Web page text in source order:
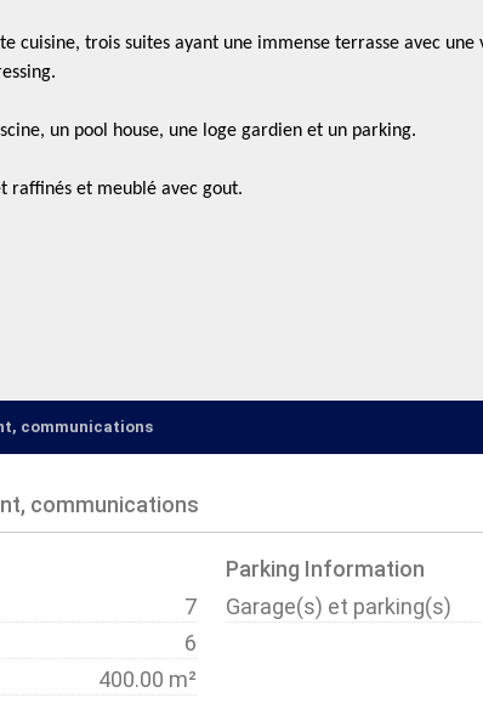
cuisine, trois suites ayant une immense terrasse avec
un pool house, une loge gardien et un parking.
raffinés et meublé avec gout.
communications
communications
7
6
400.00 m²
Parking Information
Garage(s) et parking(s)